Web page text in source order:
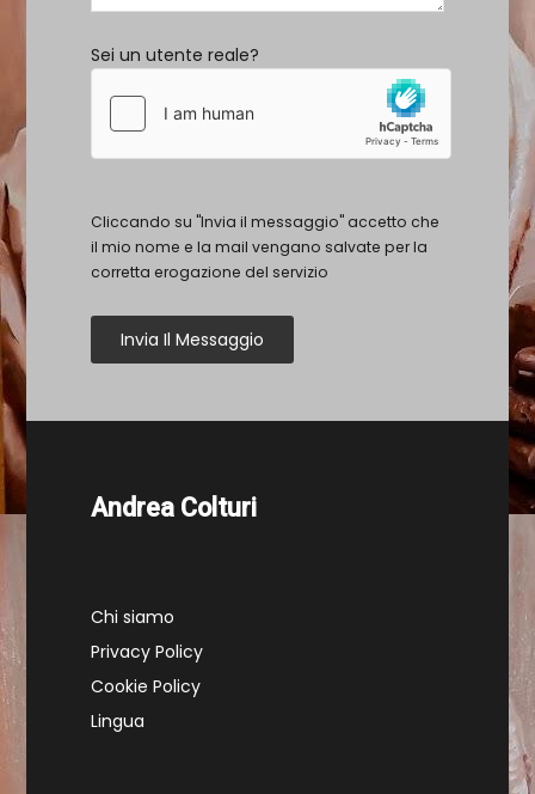
Sei un utente reale?
Cliccando su "Invia il messaggio" accetto che
il mio nome e la mail vengano salvate per la
corretta erogazione del servizio
Invia Il Messaggio
Andrea Colturi
Chi siamo
Privacy Policy
Cookie Policy
Lingua